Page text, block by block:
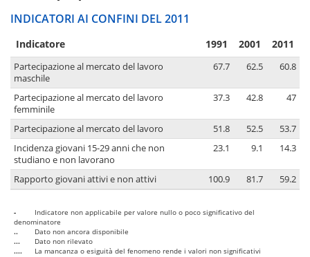
INDICATORI AI CONFINI DEL 2011
Indicatore 1991 2001 2011
Partecipazione al mercato del lavoro
maschile
67.7 62.5 60.8
Partecipazione al mercato del lavoro
femminile
37.3 42.8 47
Partecipazione al mercato del lavoro 51.8 52.5
53.7
Incidenza giovani 15-29 anni che non
studiano e non lavorano
23.1 9.1 14.3
Rapporto giovani attivi e non attivi 100.9 81.7 59.2
-
Indicatore non applicabile per valore nullo o poco significativo del
denominatore
..
Dato non ancora disponibile
...
Dato non rilevato
....
La mancanza o esiguità del fenomeno rende i valori non significativi